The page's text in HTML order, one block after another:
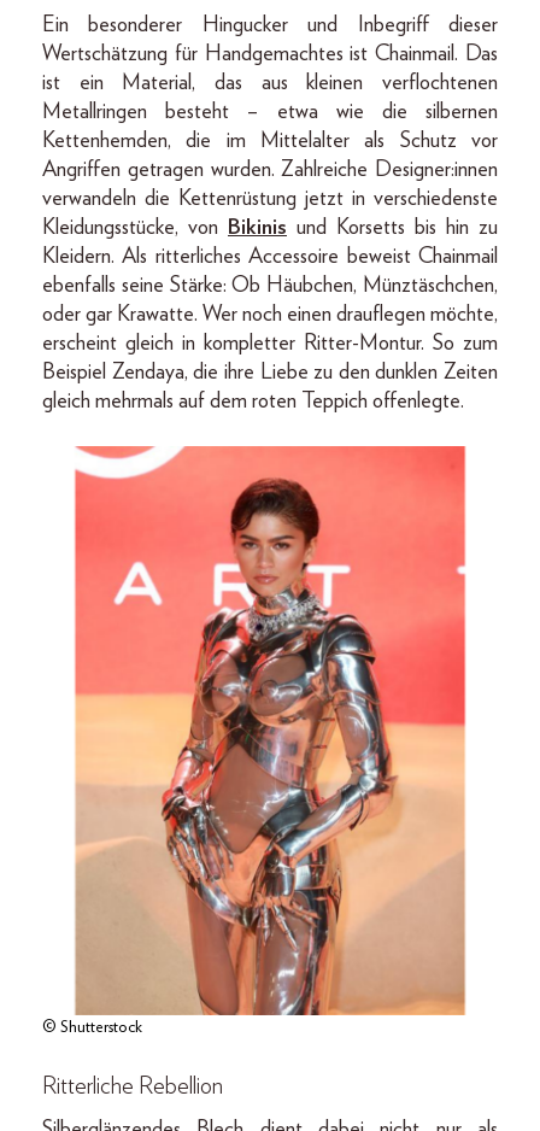
Ein besonderer Hingucker und Inbegriff dieser
Wertschätzung für Handgemachtes ist Chainmail. Das
ist ein Material, das aus kleinen verflochtenen
Metallringen besteht – etwa wie die silbernen
Kettenhemden, die im Mittelalter als Schutz vor
Angriffen getragen wurden. Zahlreiche Designer:innen
verwandeln die Kettenrüstung jetzt in verschiedenste
Kleidungsstücke, von Bikinis und Korsetts bis hin zu
Kleidern. Als ritterliches Accessoire beweist Chainmail
ebenfalls seine Stärke: Ob Häubchen, Münztäschchen,
oder gar Krawatte. Wer noch einen drauflegen möchte,
erscheint gleich in kompletter Ritter-Montur. So zum
Beispiel Zendaya, die ihre Liebe zu den dunklen Zeiten
gleich mehrmals auf dem roten Teppich offenlegte.
© Shutterstock
Ritterliche Rebellion